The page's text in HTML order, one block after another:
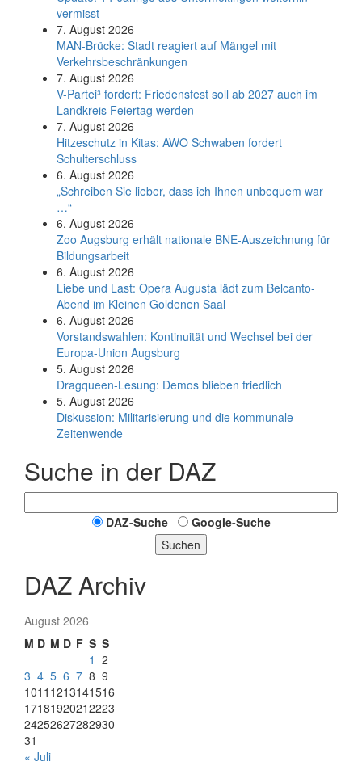
vermisst
7. August 2026
MAN-Brücke: Stadt reagiert auf Mängel mit
Verkehrsbeschränkungen
7. August 2026
V-Partei­³ fordert: Friedens­fest soll ab 2027 auch im
Land­kreis Feier­tag werden
7. August 2026
Hitzeschutz in Kitas: AWO Schwaben fordert
Schulterschluss
6. August 2026
„Schreiben Sie lieber, dass ich Ihnen unbequem war
…“
6. August 2026
Zoo Augsburg erhält nationale BNE-Auszeichnung für
Bildungsarbeit
6. August 2026
Liebe und Last: Opera Augusta lädt zum Belcanto-
Abend im Kleinen Goldenen Saal
6. August 2026
Vorstandswahlen: Kontinuität und Wechsel bei der
Europa-Union Augsburg
5. August 2026
Dragqueen-Lesung: Demos blieben friedlich
5. August 2026
Diskussion: Mi­li­ta­ri­sie­rung und die kommunale
Zeitenwende
Suche in der DAZ
DAZ-Suche
Google-Suche
Suchen
DAZ Archiv
August 2026
M D M D F S S
1 2
3 4 5 6 7 8 9
1011 1213141516
17181920212223
24252627282930
31
« Juli